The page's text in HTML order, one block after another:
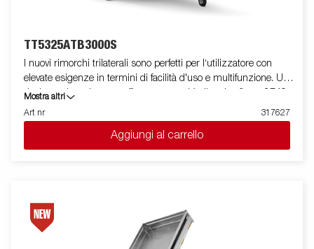
TT5325ATB3000S
I nuovi rimorchi trilaterali sono perfetti per l‘utilizzatore con
elevate esigenze in termini di facilità d'uso e multifunzione. Un
design unico e leggero offre una capacità di carico fino a 2740
kg. Il suo angolo di ribaltamento aumentato facilita lo scarico di
merci come ghiaia, sabbia, inerti e terra. TT5000 è predisposto
per rampe di salita e viene fornito con 8 anelli di fissaggio carico
incassati, con capacità di 800 kg ciascuno. Puoi caricare
telecomando wireless o Bluetooth. Possono essere utilizzati
molti accessori della Serie 5000 e ci sono anche accessori
appositamente sviluppati per la Serie TT5000. Le immagini
Mostra altri
Art nr
317627
Aggiungi al carrello